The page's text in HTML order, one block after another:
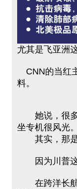
尤其是飞亚洲
CNN的当红
料。
她说，很多
坐专机很风光。
其实，那是
因为川普这
在跨洋长航